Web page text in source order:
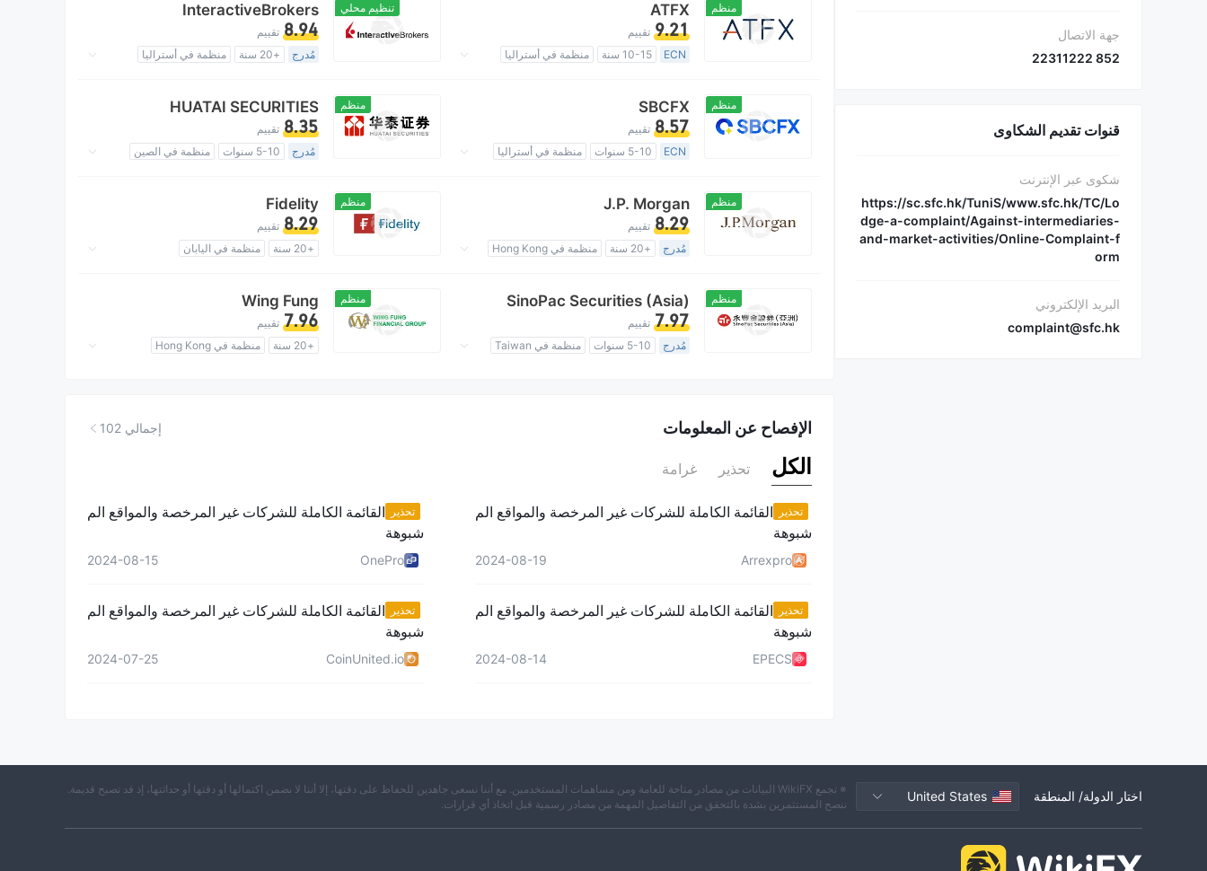
جهة الاتصال
852 22311222
قنوات تقديم الشكاوى
شكوى عبر الإنترنت
https://sc.sfc.hk/TuniS/www.sfc.hk/TC/Lo
dge-a-complaint/Against-intermediaries-
and-market-activities/Online-Complaint-f
orm
البريد الإلكتروني
complaint@sfc.hk
منظم ATFX
9.21 تقييم
ECN
10-15 سنة
منظمة في أستراليا
تنظيم محلي InteractiveBrokers
8.94 تقييم
مُدرج
+20 سنة
منظمة في أستراليا
أستراليا تنفيذ الفوركس (STP) تم إبطاله
مخاطر عالية
منظم SBCFX
8.57 تقييم
ECN
5-10 سنوات
منظمة في أستراليا
منظم HUATAI SECURITIES
8.35 تقييم
مُدرج
5-10 سنوات
منظمة في الصين
منظم J.P. Morgan
8.29 تقييم
مُدرج
+20 سنة
منظمة في Hong Kong
منظم Fidelity
8.29 تقييم
+20 سنة
منظمة في اليابان
منظم SinoPac Securities (Asia)
7.97 تقييم
مُدرج
5-10 سنوات
منظمة في Taiwan
منظم Wing Fung
7.96 تقييم
+20 سنة
منظمة في Hong Kong
الإفصاح عن المعلومات إجمالي 102
الكل تحذير غرامة
تحذير
القائمة الكاملة للشركات غير المرخصة والمواقع الم
شبوهة
Arrexpro
2024-08-19
تحذير
القائمة الكاملة للشركات غير المرخصة والمواقع الم
شبوهة
OnePro
2024-08-15
تحذير
القائمة الكاملة للشركات غير المرخصة والمواقع الم
شبوهة
EPECS
2024-08-14
تحذير
القائمة الكاملة للشركات غير المرخصة والمواقع الم
شبوهة
CoinUnited.io
2024-07-25
اختار الدولة/ المنطقة United States
※ تجمع WikiFX البيانات من مصادر متاحة للعامة ومن مساهمات المستخدمين. مع أننا نسعى جاهدين للحفاظ على دقتها، إلا أننا لا نضمن اكتمالها أو دقتها أو حداثتها، إذ قد تصبح قديمة.
ننصح المستثمرين بشدة بالتحقق من التفاصيل المهمة من مصادر رسمية قبل اتخاذ أي قرارات.